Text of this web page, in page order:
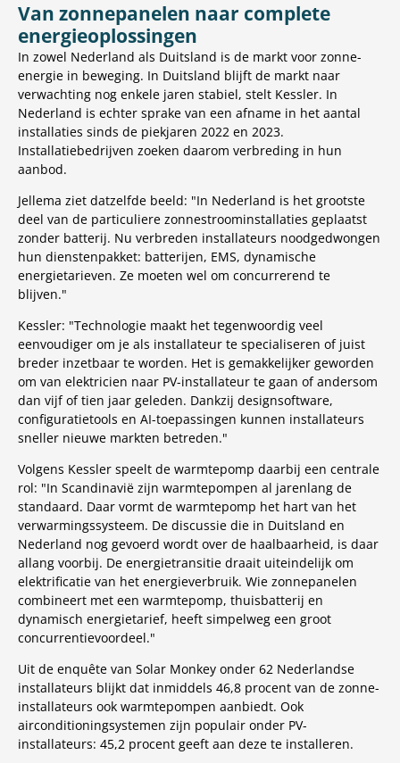
Van zonnepanelen naar complete
energieoplossingen
In zowel Nederland als Duitsland is de markt voor zonne-
energie in beweging. In Duitsland blijft de markt naar
verwachting nog enkele jaren stabiel, stelt Kessler. In
Nederland is echter sprake van een afname in het aantal
installaties sinds de piekjaren 2022 en 2023.
Installatiebedrijven zoeken daarom verbreding in hun
aanbod.
Jellema ziet datzelfde beeld: "In Nederland is het grootste
deel van de particuliere zonnestroominstallaties geplaatst
zonder batterij. Nu verbreden installateurs noodgedwongen
hun dienstenpakket: batterijen, EMS, dynamische
energietarieven. Ze moeten wel om concurrerend te
blijven."
Kessler: "Technologie maakt het tegenwoordig veel
eenvoudiger om je als installateur te specialiseren of juist
breder inzetbaar te worden. Het is gemakkelijker geworden
om van elektricien naar PV-installateur te gaan of andersom
dan vijf of tien jaar geleden. Dankzij designsoftware,
configuratietools en AI-toepassingen kunnen installateurs
sneller nieuwe markten betreden."
Volgens Kessler speelt de warmtepomp daarbij een centrale
rol: "In Scandinavië zijn warmtepompen al jarenlang de
standaard. Daar vormt de warmtepomp het hart van het
verwarmingssysteem. De discussie die in Duitsland en
Nederland nog gevoerd wordt over de haalbaarheid, is daar
allang voorbij. De energietransitie draait uiteindelijk om
elektrificatie van het energieverbruik. Wie zonnepanelen
combineert met een warmtepomp, thuisbatterij en
dynamisch energietarief, heeft simpelweg een groot
concurrentievoordeel."
Uit de enquête van Solar Monkey onder 62 Nederlandse
installateurs blijkt dat inmiddels 46,8 procent van de zonne-
installateurs ook warmtepompen aanbiedt. Ook
airconditioningsystemen zijn populair onder PV-
installateurs: 45,2 procent geeft aan deze te installeren.